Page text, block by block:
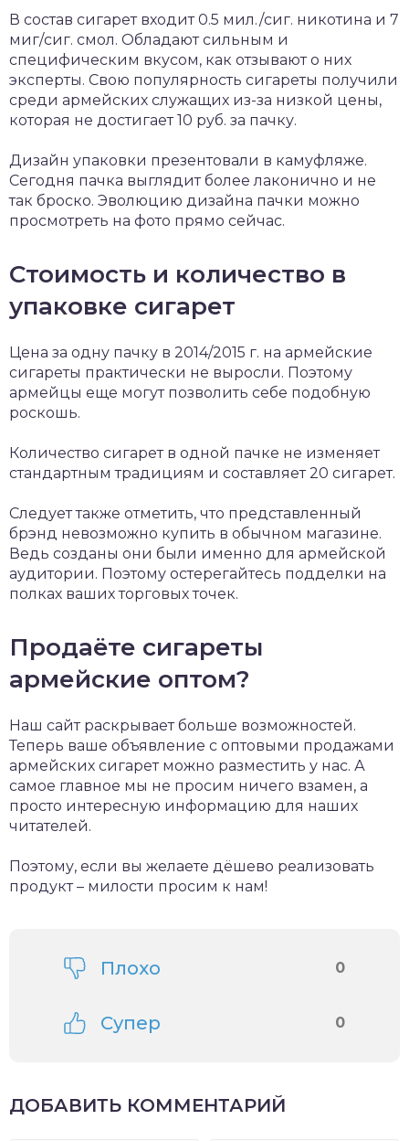
В состав сигарет входит 0.5 мил./сиг. никотина и 7
миг/сиг. смол. Обладают сильным и
специфическим вкусом, как отзывают о них
эксперты. Свою популярность сигареты получили
среди армейских служащих из-за низкой цены,
которая не достигает 10 руб. за пачку.
Дизайн упаковки презентовали в камуфляже.
Сегодня пачка выглядит более лаконично и не
так броско. Эволюцию дизайна пачки можно
просмотреть на фото прямо сейчас.
Стоимость и количество в
упаковке сигарет
Цена за одну пачку в 2014/2015 г. на армейские
сигареты практически не выросли. Поэтому
армейцы еще могут позволить себе подобную
роскошь.
Количество сигарет в одной пачке не изменяет
стандартным традициям и составляет 20 сигарет.
Следует также отметить, что представленный
брэнд невозможно купить в обычном магазине.
Ведь созданы они были именно для армейской
аудитории. Поэтому остерегайтесь подделки на
полках ваших торговых точек.
Продаёте сигареты
армейские оптом?
Наш сайт раскрывает больше возможностей.
Теперь ваше объявление с оптовыми продажами
армейских сигарет можно разместить у нас. А
самое главное мы не просим ничего взамен, а
просто интересную информацию для наших
читателей.
Поэтому, если вы желаете дёшево реализовать
продукт – милости просим к нам!
Плохо 0
Супер 0
ДОБАВИТЬ КОММЕНТАРИЙ